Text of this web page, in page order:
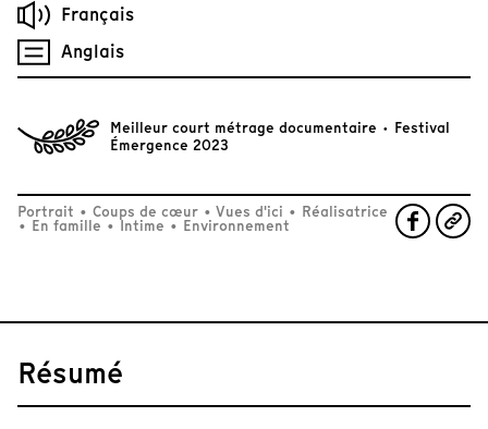
Français
Anglais
Meilleur court métrage documentaire · Festival
Émergence 2023
Portrait • Coups de cœur • Vues d'ici • Réalisatrice
• En famille • Intime • Environnement
Résumé